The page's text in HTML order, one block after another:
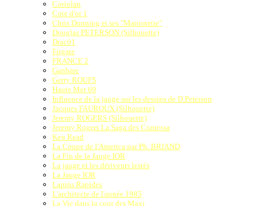
Coriolan
Cote d'or 1
Chris Dunning et ses "Marionette"
Douglas PETERSON (Silhouette)
Drac01
Frigate
FRANCE 2
Ganbare
Gerry ROUFS
Haute Mer 69
Influence de la jauge sur les dessins de D.Peterson
Jacques FAUROUX (Silhouette)
Jeremy ROGERS (Silhouette)
Jeremy Rogers La Saga des Contessa
Ken Read
La Coupe de l'America par Ph. BRIAND
La Fin de la Jauge IOR
La jauge et les dériveurs lestés
La Jauge IOR
Lapins Rapides
L'architecte de l'année 1985
La Vie dans la cour des Maxi